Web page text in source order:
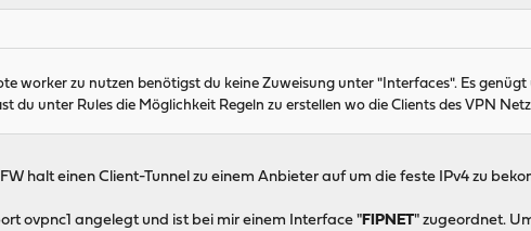
worker zu nutzen benötigst du keine Zuweisung unter "Interfaces". Es
du unter Rules die Möglichkeit Regeln zu erstellen wo die Clients des VPN
halt einen Client-Tunnel zu einem Anbieter auf um die feste IPv4 zu
ovpnc1 angelegt und ist bei mir einem Interface " FIPNET" zugeordnet.